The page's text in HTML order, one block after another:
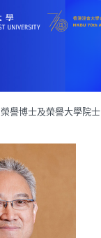
榮譽博士及榮譽大學院士